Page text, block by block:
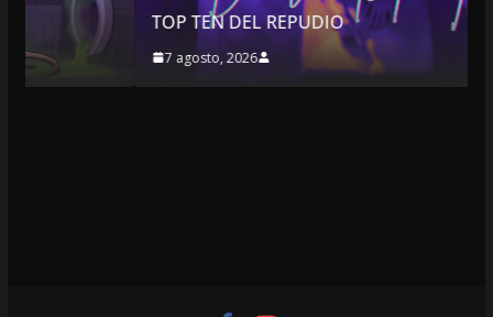
TOP TEN DEL REPUDIO
7 agosto, 2026